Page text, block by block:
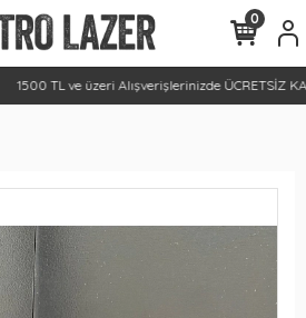
1500 TL ve üzeri Alışverişlerinizde ÜCRETSİZ
0